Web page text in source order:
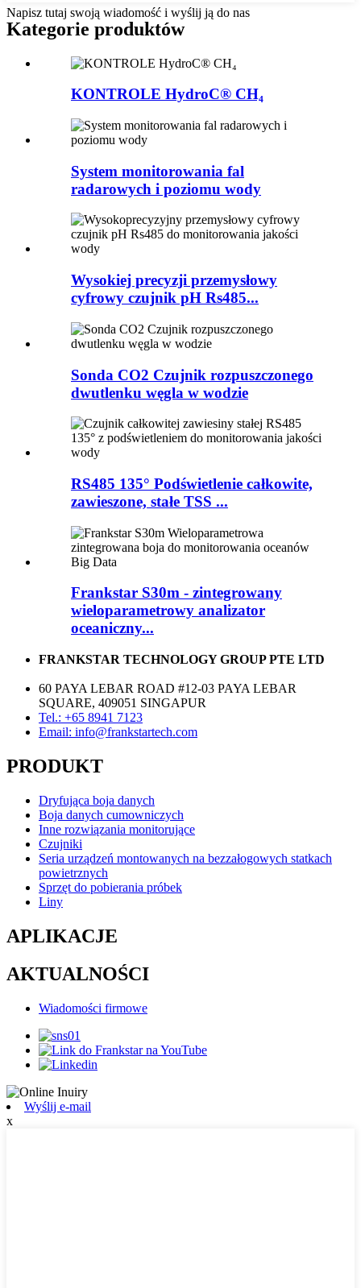
Napisz tutaj swoją wiadomość i wyślij ją do nas
Kategorie produktów
KONTROLE HydroC® CH₄
System monitorowania fal
radarowych i poziomu wody
Wysokiej precyzji przemysłowy
cyfrowy czujnik pH Rs485...
Sonda CO2 Czujnik rozpuszczonego
dwutlenku węgla w wodzie
RS485 135° Podświetlenie całkowite,
zawieszone, stałe TSS ...
Frankstar S30m - zintegrowany
wieloparametrowy analizator
oceaniczny...
FRANKSTAR TECHNOLOGY GROUP PTE LTD
60 PAYA LEBAR ROAD #12-03 PAYA LEBAR
SQUARE, 409051 SINGAPUR
Tel.: +65 8941 7123
Email: info@frankstartech.com
PRODUKT
Dryfująca boja danych
Boja danych cumowniczych
Inne rozwiązania monitorujące
Czujniki
Seria urządzeń montowanych na bezzałogowych statkach
powietrznych
Sprzęt do pobierania próbek
Liny
APLIKACJE
AKTUALNOŚCI
Wiadomości firmowe
Wyślij e-mail
x